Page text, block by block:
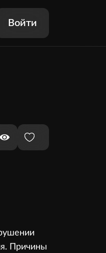
Войти
Причины